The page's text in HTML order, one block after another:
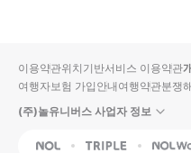
입니
다.
순
상
이용약관위치기반서비스 이용약관
여행자보험 가입안내여행약관분쟁
(주)놀유니버스 사업자 정보